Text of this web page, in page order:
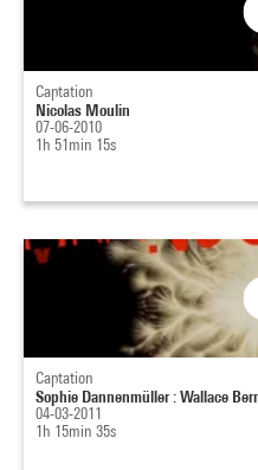
Captation
Nicolas Moulin
07-06-2010
1h 51min 15s
Captation
Sophie Dannenmüller : Wallace
04-03-2011
1h 15min 35s